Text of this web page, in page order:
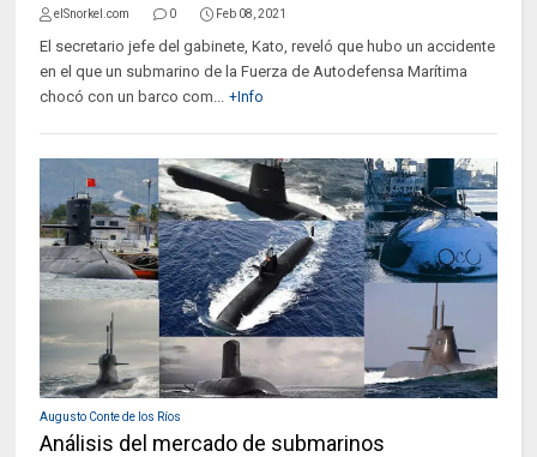
elSnorkel.com 0 Feb 08, 2021
El secretario jefe del gabinete, Kato, reveló que hubo un accidente
en el que un submarino de la Fuerza de Autodefensa Marítima
chocó con un barco com... +Info
Augusto Conte de los Ríos
Análisis del mercado de submarinos